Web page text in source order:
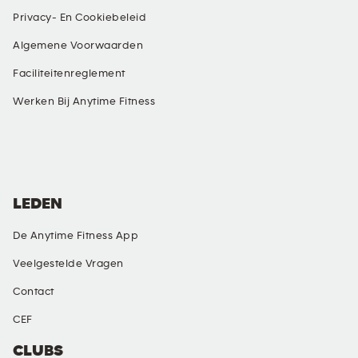
Privacy- En Cookiebeleid
Algemene Voorwaarden
Faciliteitenreglement
Werken Bij Anytime Fitness
CLUBS
LEDEN
De Anytime Fitness App
Veelgestelde Vragen
Contact
CEF